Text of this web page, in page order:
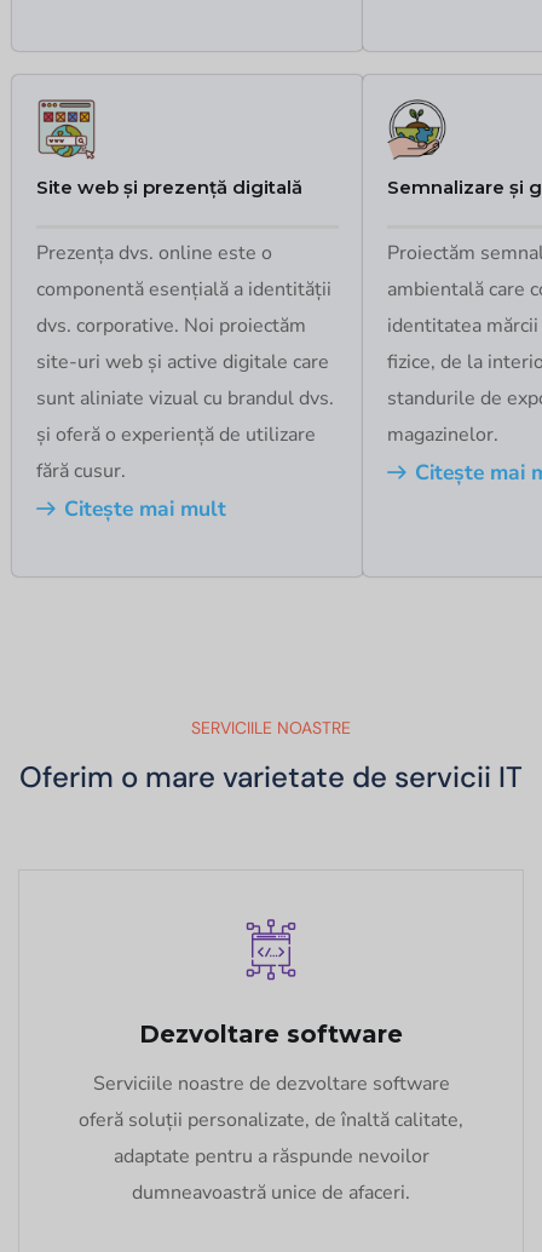
Site web și prezență digitală
Prezența dvs. online este o
componentă esențială a identității
dvs. corporative. Noi proiectăm
site-uri web și active digitale care
sunt aliniate vizual cu brandul dvs.
și oferă o experiență de utilizare
fără cusur.
Citește mai mult
Semnalizare și
Proiectăm
ambientală care
identitatea
fizice, de la
standurile de
magazinelor.
Citește mai
SERVICIILE NOASTRE
Oferim o mare varietate de servicii IT
Dezvoltare software
Serviciile noastre de dezvoltare software
oferă soluții personalizate, de înaltă calitate,
adaptate pentru a răspunde nevoilor
dumneavoastră unice de afaceri.